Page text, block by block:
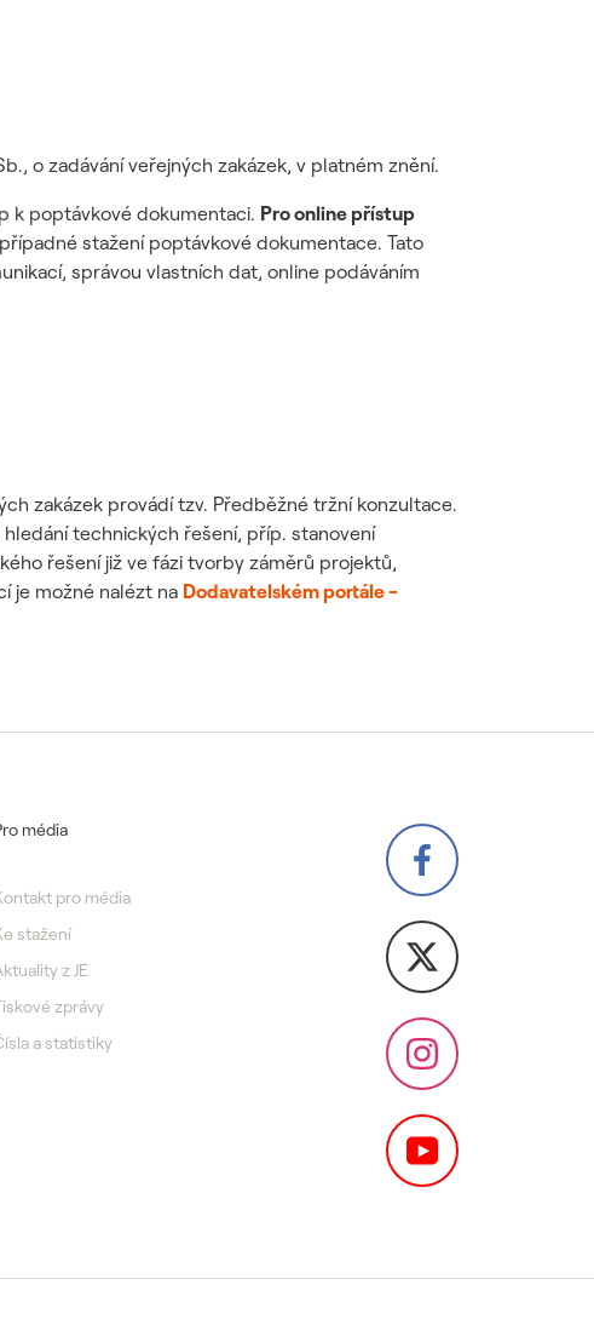
o zadávání veřejných zakázek, v platném znění.
k poptávkové dokumentaci. Pro online přístup
stažení poptávkové dokumentace. Tato
správou vlastních dat, online podáváním
zakázek provádí tzv. Předběžné tržní konzultace.
technických řešení, příp. stanovení
řešení již ve fázi tvorby záměrů projektů,
je možné nalézt na Dodavatelském portále -
média
pro média
stažení
z JE
zprávy
a statistiky